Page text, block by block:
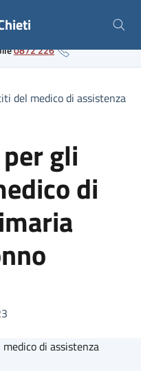
0872 226
del medico di assistenza
gli
di